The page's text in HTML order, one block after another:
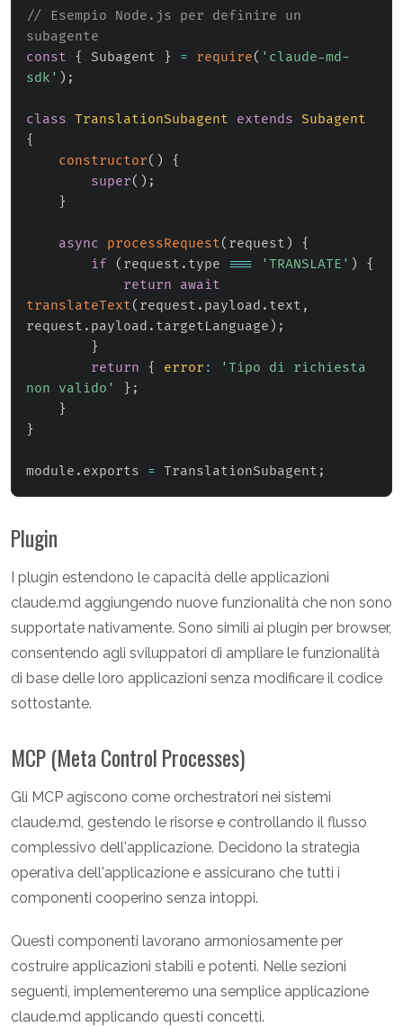
// Esempio Node.js per definire un
subagente
const
{ Subagent } = require( 'claude-md-
sdk' ) ;
class TranslationSubagent extends Subagent
{
constructor( )
{
super( ) ;
}
async processRequest( request )
{
if
( request . type === 'TRANSLATE' )
{
return
await
translateText( request . payload . text ,
request . payload . targetLanguage ) ;
}
return
{ error :
'Tipo di richiesta
non valido'
} ;
}
}
module . exports = TranslationSubagent ;
Plugin
I plugin estendono le capacità delle applicazioni
claude.md aggiungendo nuove funzionalità che non sono
supportate nativamente. Sono simili ai plugin per browser,
consentendo agli sviluppatori di ampliare le funzionalità
di base delle loro applicazioni senza modificare il codice
sottostante.
MCP (Meta Control Processes)
Gli MCP agiscono come orchestratori nei sistemi
claude.md, gestendo le risorse e controllando il flusso
complessivo dell'applicazione. Decidono la strategia
operativa dell'applicazione e assicurano che tutti i
componenti cooperino senza intoppi.
Questi componenti lavorano armoniosamente per
costruire applicazioni stabili e potenti. Nelle sezioni
seguenti, implementeremo una semplice applicazione
claude.md applicando questi concetti.